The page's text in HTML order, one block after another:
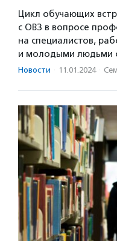
Цикл обучающих
с ОВЗ в вопросе
на специалистов,
и молодыми людьми
Новости · 11.01.2024 ·